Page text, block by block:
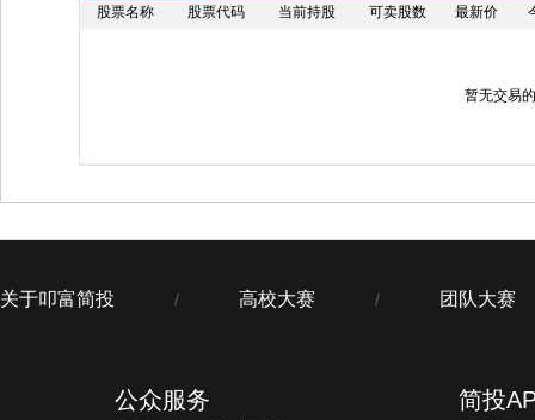
股票名称 股票代码 当前持股 可卖股数 最新价
暂无交易
关于叩富简投 / 高校大赛 / 团队大赛
公众服务 简投